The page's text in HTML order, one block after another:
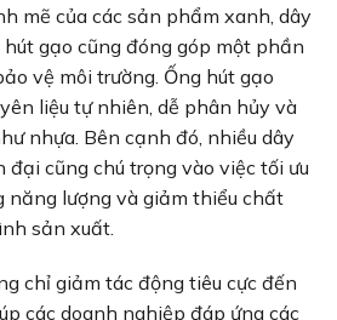
mẽ của các sản phẩm xanh, dây
gạo cũng đóng góp một phần
vệ môi trường. Ống hút gạo
liệu tự nhiên, dễ phân hủy và
nhựa. Bên cạnh đó, nhiều dây
cũng chú trọng vào việc tối ưu
năng lượng và giảm thiểu chất
sản xuất.
chỉ giảm tác động tiêu cực đến
các doanh nghiệp đáp ứng các